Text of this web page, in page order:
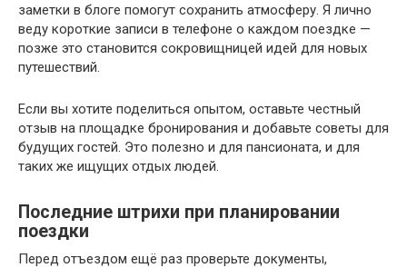
заметки в блоге помогут сохранить атмосферу. Я лично
веду короткие записи в телефоне о каждом поездке —
позже это становится сокровищницей идей для новых
путешествий.
Если вы хотите поделиться опытом, оставьте честный
отзыв на площадке бронирования и добавьте советы для
будущих гостей. Это полезно и для пансионата, и для
таких же ищущих отдых людей.
Последние штрихи при планировании
поездки
Перед отъездом ещё раз проверьте документы,